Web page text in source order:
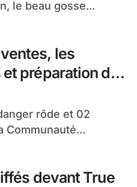
le beau gosse...
les
préparation du
Communauté...
devant True